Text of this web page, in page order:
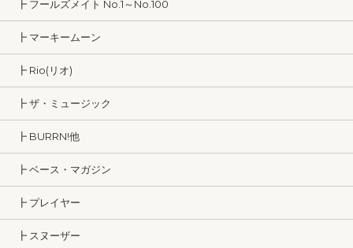
┣ フールズメイト No.1～No.100
┣ マーキームーン
┣ Rio(リオ)
┣ ザ・ミュージック
┣ BURRN!他
┣ ベース・マガジン
┣ プレイヤー
┣ スヌーザー